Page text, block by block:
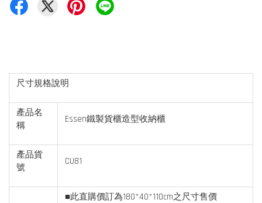
尺寸規格說明
產品名
稱
Essen鐵製貨櫃造型收納櫃
產品貨
號
CU81
■此直購價訂為180*40*110cm之尺寸售價